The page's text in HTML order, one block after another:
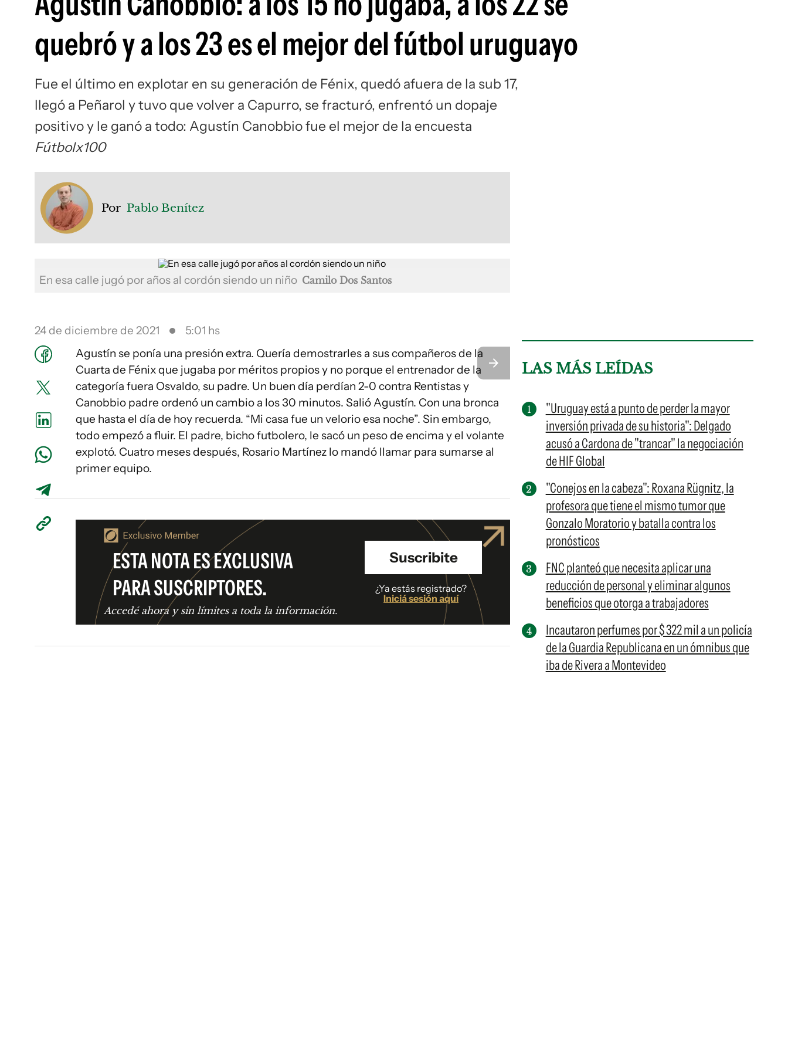
quebró y a los 23 es el mejor del fútbol uruguayo
Fue el último en explotar en su generación de Fénix, quedó afuera de la sub 17,
llegó a Peñarol y tuvo que volver a Capurro, se fracturó, enfrentó un dopaje
positivo y le ganó a todo: Agustín Canobbio fue el mejor de la encuesta
Fútbolx100
Por Pablo Benítez
En esa calle jugó por años al cordón siendo un niño Camilo Dos Santos
24 de diciembre de 2021
5:01 hs
Agustín se ponía una presión extra. Quería demostrarles a sus compañeros de la
Cuarta de Fénix que jugaba por méritos propios y no porque el entrenador de la
categoría fuera Osvaldo, su padre. Un buen día perdían 2-0 contra Rentistas y
Canobbio padre ordenó un cambio a los 30 minutos. Salió Agustín. Con una bronca
que hasta el día de hoy recuerda. “Mi casa fue un velorio esa noche”. Sin embargo,
todo empezó a fluir. El padre, bicho futbolero, le sacó un peso de encima y el volante
explotó. Cuatro meses después, Rosario Martínez lo mandó llamar para sumarse al
primer equipo.
ESTA NOTA ES EXCLUSIVA
PARA SUSCRIPTORES.
Accedé ahora y sin límites a toda la información.
Suscribite
¿Ya estás registrado?
Iniciá sesión aquí
LAS MÁS LEÍDAS
"Uruguay está a punto de perder la mayor
inversión privada de su historia": Delgado
acusó a Cardona de "trancar" la negociación
de HIF Global
"Conejos en la cabeza": Roxana Rügnitz, la
profesora que tiene el mismo tumor que
Gonzalo Moratorio y batalla contra los
pronósticos
FNC planteó que necesita aplicar una
reducción de personal y eliminar algunos
beneficios que otorga a trabajadores
Incautaron perfumes por $ 322 mil a un policía
de la Guardia Republicana en un ómnibus que
iba de Rivera a Montevideo